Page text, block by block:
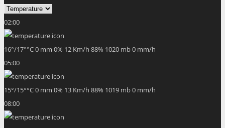
02:00
16°/17°°C0 mm 0% 12 Km/h 88% 1020 mb0 mm/h
05:00
15°/15°°C0 mm 0% 13 Km/h 88% 1019 mb0 mm/h
08:00